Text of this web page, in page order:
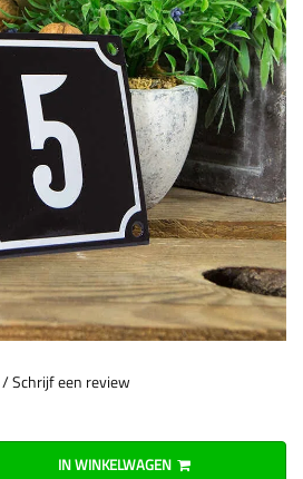
Schrijf een review
IN WINKELWAGEN